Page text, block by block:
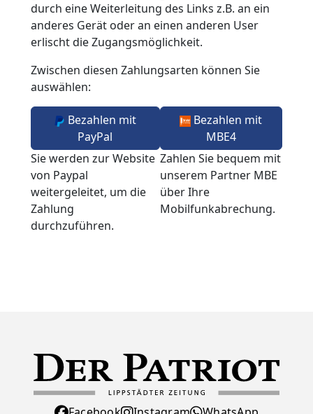
durch eine Weiterleitung des Links z.B. an ein
anderes Gerät oder an einen anderen User
erlischt die Zugangsmöglichkeit.
Zwischen diesen Zahlungsarten können Sie
auswählen:
Bezahlen mit
PayPal
Sie werden zur Website
von Paypal
weitergeleitet, um die
Zahlung
durchzuführen.
Bezahlen mit
MBE4
Zahlen Sie bequem mit
unserem Partner MBE
über Ihre
Mobilfunkabrechung.